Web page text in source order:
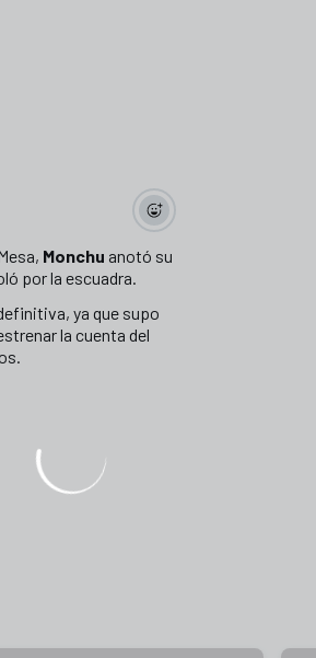
Monchu anotó su
por la escuadra.
ya que supo
la cuenta del